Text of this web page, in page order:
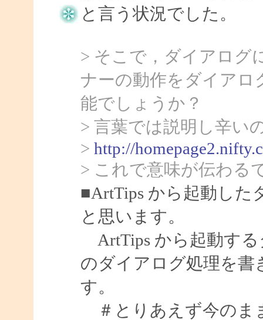
と言う状況でした。
> そこで，ダイアログ
ナーの動作をダイアロ
能でしょうか？
> 言葉では説明し辛い
> http://
> これで意味が伝わる
■ArtTips から起動した
と思います。
ArtTips から起動す
のダイアログ処理を書
す。
＃とりあえず今のま